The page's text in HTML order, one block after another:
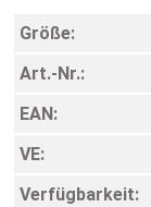
Größe:
Art.-Nr.:
EAN:
VE:
Verfügbarkeit: